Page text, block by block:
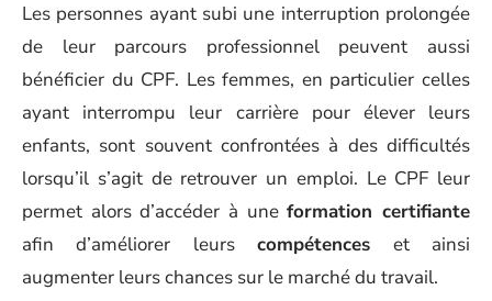
Les personnes ayant subi une interruption prolongée
de leur parcours professionnel peuvent aussi
bénéficier du CPF. Les femmes, en particulier celles
ayant interrompu leur carrière pour élever leurs
enfants, sont souvent confrontées à des difficultés
lorsqu’il s’agit de retrouver un emploi. Le CPF leur
permet alors d’accéder à uneformation certifiante
afin d’améliorer leurscompétences et ainsi
augmenter leurs chances sur le marché du travail.